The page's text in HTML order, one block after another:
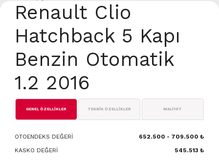
Renault Clio
Hatchback 5 Kapı
Benzin Otomatik
1.2 2016
GENEL ÖZELLİKLER TEKNİK ÖZELLİKLER MALİYET
OTOENDEKS DEĞERİ
652.500 - 709.500 ₺
KASKO DEĞERİ
545.513 ₺